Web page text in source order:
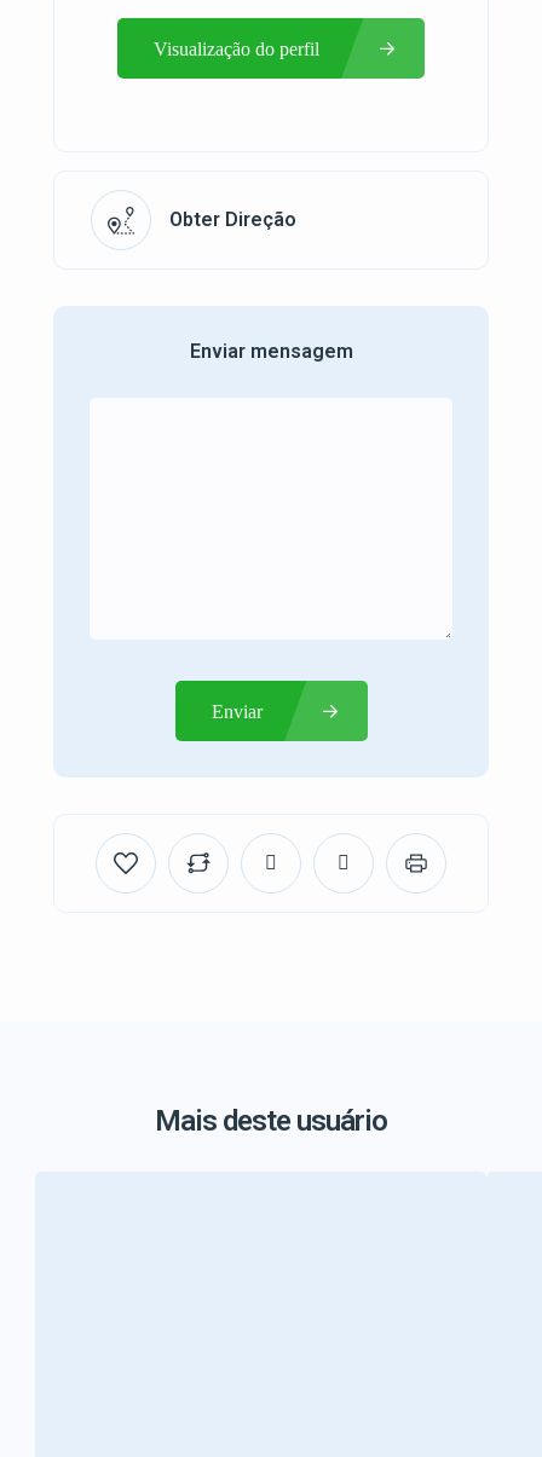
Visualização do perfil
Obter Direção
Enviar mensagem
Enviar
Mais deste usuário